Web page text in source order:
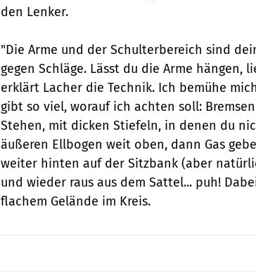
den Lenker.
"Die Arme und der Schulterbereich sind
gegen Schläge. Lässt du die Arme hängen,
erklärt Lacher die Technik. Ich bemühe
gibt so viel, worauf ich achten soll:
Stehen, mit dicken Stiefeln, in denen du
äußeren Ellbogen weit oben, dann Gas
weiter hinten auf der Sitzbank (aber
und wieder raus aus dem Sattel... puh!
flachem Gelände im Kreis.